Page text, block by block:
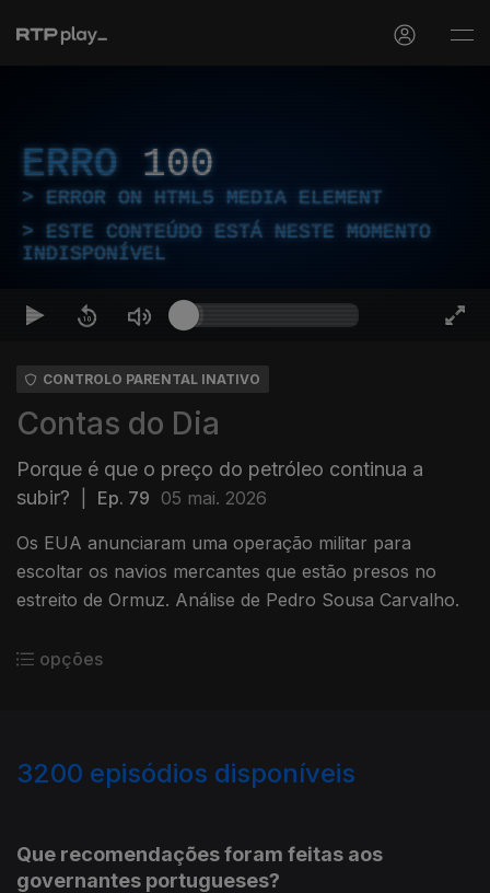
ERRO 100
ERROR ON HTML5 MEDIA ELEMENT
ESTE CONTEÚDO ESTÁ NESTE MOMENTO
INDISPONÍVEL
CONTROLO PARENTAL INATIVO
Contas do Dia
Porque é que o preço do petróleo continua a
subir?
Ep. 79 05 mai. 2026
Os EUA anunciaram uma operação militar para
escoltar os navios mercantes que estão presos no
estreito de Ormuz. Análise de Pedro Sousa Carvalho.
opções
3200 episódios disponíveis
Que recomendações foram feitas aos
governantes portugueses?